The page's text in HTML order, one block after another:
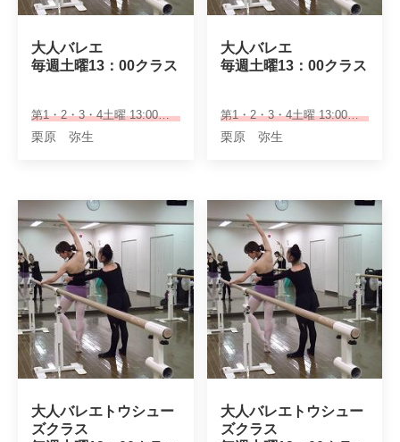
大人バレエ
毎週土曜13：00クラス
第1・2・3・4土曜 13:00～14:15
栗原 弥生
大人バレエ
毎週土曜13：00クラス
第1・2・3・4土曜 13:00～14:15
栗原 弥生
大人バレエトウシュー
ズクラス
大人バレエトウシュー
ズクラス